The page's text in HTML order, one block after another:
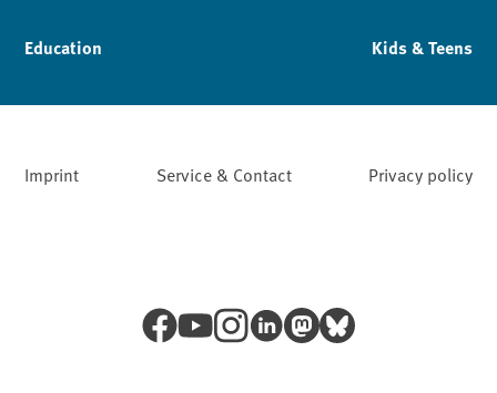
Education Kids & Teens
Imprint Service & Contact Privacy policy